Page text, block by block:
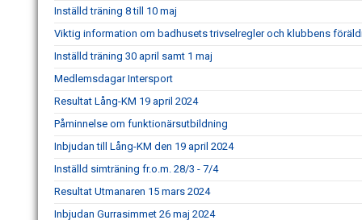
Inställd träning 8 till 10 maj
Viktig information om badhusets trivselregler och klubbens
Inställd träning 30 april samt 1 maj
Medlemsdagar Intersport
Resultat Lång-KM 19 april 2024
Påminnelse om funktionärsutbildning
Inbjudan till Lång-KM den 19 april 2024
Inställd simträning fr.o.m. 28/3 - 7/4
Resultat Utmanaren 15 mars 2024
Inbjudan Gurrasimmet 26 maj 2024